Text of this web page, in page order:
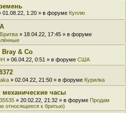
01.08.22, 1:20 » в форуме Куплю
» 18.04.22, 17:45 » в форуме
& Co
» 06.04.22, 0:51 » в форуме США
» 02.04.22, 21:50 » в форуме Курилка
часы
» 20.02.22, 21:32 » в форуме Продам
относящееся к бритью)